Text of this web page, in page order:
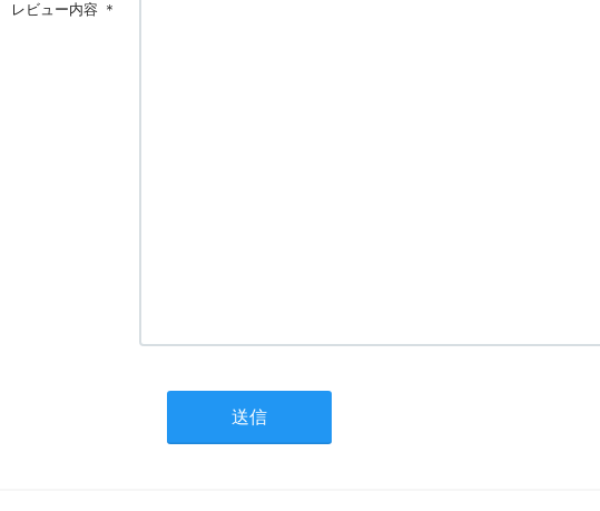
レビュー内容 ＊